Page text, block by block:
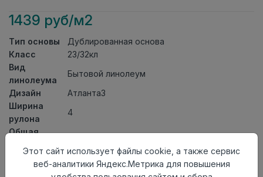
1439 руб/м2
Тип основы
Дублированная основа
Класс
23/32кл
Вид
линолеума
Бытовой линолеум
Дизайн
Атланта3
Ширина
рулона
4
Общая
Толщина
защитного
0,50мм
Этот сайт использует файлы cookie, а также сервис
веб-аналитики Яндекс.Метрика для повышения